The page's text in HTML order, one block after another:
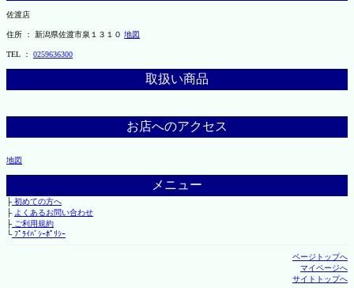
佐渡店
住所 ： 新潟県佐渡市泉１３１０ 地図
TEL ： 0259636300
取扱い商品
お店へのアクセス
地図
メニュー
├初めての方へ
├ よくあるお問い合わせ
├ご利用規約
└ﾌﾟﾗｲﾊﾞｼｰﾎﾟﾘｼｰ
ページトップへ
マイページへ
サイトトップへ